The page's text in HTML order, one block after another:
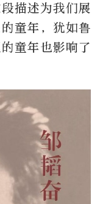
描述为我们展
童年，犹如鲁
童年也影响了